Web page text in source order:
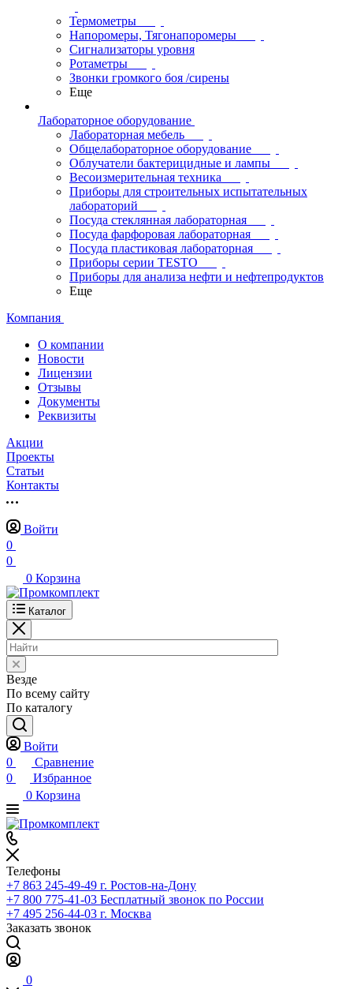
Термометры
Напоромеры, Тягонапоромеры
Сигнализаторы уровня
Ротаметры
Звонки громкого боя /сирены
Еще
Лабораторное оборудование
Лабораторная мебель
Общелабораторное оборудование
Облучатели бактерицидные и лампы
Весоизмерительная техника
Приборы для строительных испытательных
лабораторий
Посуда стеклянная лабораторная
Посуда фарфоровая лабораторная
Посуда пластиковая лабораторная
Приборы серии TESTO
Приборы для анализа нефти и нефтепродуктов
Еще
Компания
О компании
Новости
Лицензии
Отзывы
Документы
Реквизиты
Акции
Проекты
Статьи
Контакты
Войти
0
0
0 Корзина
Каталог
Везде
По всему сайту
По каталогу
Войти
0
Сравнение
0
Избранное
0 Корзина
Телефоны
+7 863 245-49-49 г. Ростов-на-Дону
+7 800 775-41-03 Бесплатный звонок по России
+7 495 256-44-03 г. Москва
Заказать звонок
0